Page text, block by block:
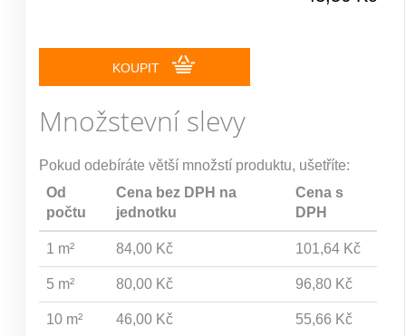
KOUPIT
Množstevní slevy
Pokud odebíráte větší množstí produktu, ušetříte:
Od
počtu
Cena bez DPH na
jednotku
Cena s
DPH
1 m² 84,00 Kč 101,64 Kč
5 m² 80,00 Kč 96,80 Kč
10 m² 46,00 Kč 55,66 Kč